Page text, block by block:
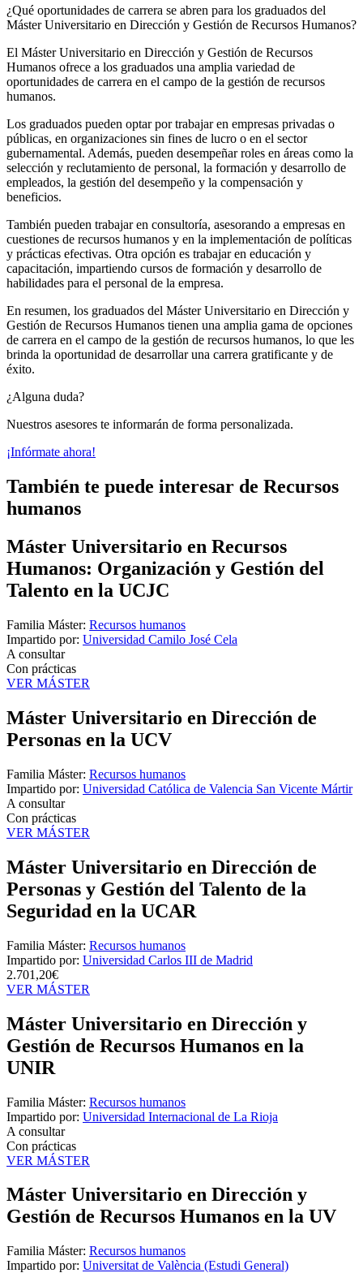
¿Qué oportunidades de carrera se abren para los graduados del
Máster Universitario en Dirección y Gestión de Recursos Humanos?
El Máster Universitario en Dirección y Gestión de Recursos
Humanos ofrece a los graduados una amplia variedad de
oportunidades de carrera en el campo de la gestión de recursos
humanos.
Los graduados pueden optar por trabajar en empresas privadas o
públicas, en organizaciones sin fines de lucro o en el sector
gubernamental. Además, pueden desempeñar roles en áreas como la
selección y reclutamiento de personal, la formación y desarrollo de
empleados, la gestión del desempeño y la compensación y
beneficios.
También pueden trabajar en consultoría, asesorando a empresas en
cuestiones de recursos humanos y en la implementación de políticas
y prácticas efectivas. Otra opción es trabajar en educación y
capacitación, impartiendo cursos de formación y desarrollo de
habilidades para el personal de la empresa.
En resumen, los graduados del Máster Universitario en Dirección y
Gestión de Recursos Humanos tienen una amplia gama de opciones
de carrera en el campo de la gestión de recursos humanos, lo que les
brinda la oportunidad de desarrollar una carrera gratificante y de
éxito.
¿Alguna duda?
Nuestros asesores te informarán de forma personalizada.
¡Infórmate ahora!
También te puede interesar de Recursos
humanos
Máster Universitario en Recursos
Humanos: Organización y Gestión del
Talento en la UCJC
Familia Máster: Recursos humanos
Impartido por: Universidad Camilo José Cela
A consultar
Con prácticas
VER MÁSTER
Máster Universitario en Dirección de
Personas en la UCV
Familia Máster: Recursos humanos
Impartido por: Universidad Católica de Valencia San Vicente Mártir
A consultar
Con prácticas
VER MÁSTER
Máster Universitario en Dirección de
Personas y Gestión del Talento de la
Seguridad en la UCAR
Familia Máster: Recursos humanos
Impartido por: Universidad Carlos III de Madrid
2.701,20€
VER MÁSTER
Máster Universitario en Dirección y
Gestión de Recursos Humanos en la
UNIR
Familia Máster: Recursos humanos
Impartido por: Universidad Internacional de La Rioja
A consultar
Con prácticas
VER MÁSTER
Máster Universitario en Dirección y
Gestión de Recursos Humanos en la UV
Familia Máster: Recursos humanos
Impartido por: Universitat de València (Estudi General)